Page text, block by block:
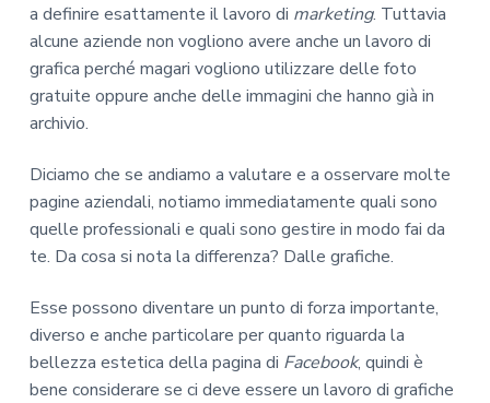
a definire esattamente il lavoro di marketing. Tuttavia
alcune aziende non vogliono avere anche un lavoro di
grafica perché magari vogliono utilizzare delle foto
gratuite oppure anche delle immagini che hanno già in
archivio.
Diciamo che se andiamo a valutare e a osservare molte
pagine aziendali, notiamo immediatamente quali sono
quelle professionali e quali sono gestire in modo fai da
te. Da cosa si nota la differenza? Dalle grafiche.
Esse possono diventare un punto di forza importante,
diverso e anche particolare per quanto riguarda la
bellezza estetica della pagina di Facebook, quindi è
bene considerare se ci deve essere un lavoro di grafiche